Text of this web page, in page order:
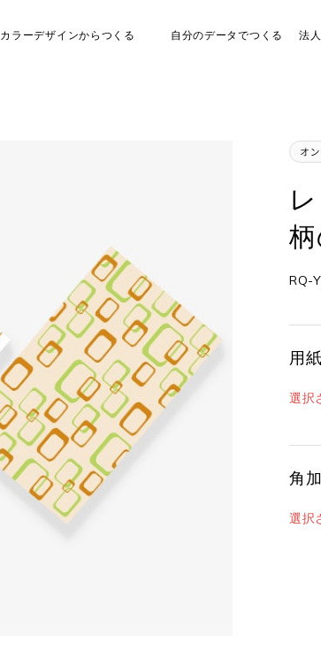
カラーデザインからつくる 自分のデータでつくる 法
RQ-
用
選択
角
選択